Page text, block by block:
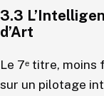
3.3
d’Art
Le 7ᵉ titre,
sur un pilotage